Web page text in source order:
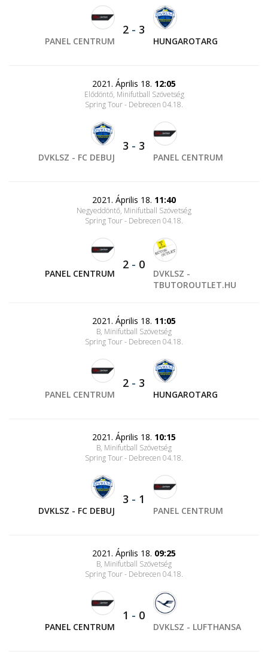
PANEL CENTRUM
2 - 3
HUNGAROTARG
2021. Április 18. 12:05
Elődöntő, Minifutball Szövetség
Spring Tour - Debrecen 04.18.
DVKLSZ - FC DEBUJ
3 - 3
PANEL CENTRUM
2021. Április 18. 11:40
Negyeddöntő, Minifutball Szövetség
Spring Tour - Debrecen 04.18.
PANEL CENTRUM
2 - 0
DVKLSZ -
TBUTOROUTLET.HU
2021. Április 18. 11:05
B, Minifutball Szövetség
Spring Tour - Debrecen 04.18.
PANEL CENTRUM
2 - 3
HUNGAROTARG
2021. Április 18. 10:15
B, Minifutball Szövetség
Spring Tour - Debrecen 04.18.
DVKLSZ - FC DEBUJ
3 - 1
PANEL CENTRUM
2021. Április 18. 09:25
B, Minifutball Szövetség
Spring Tour - Debrecen 04.18.
PANEL CENTRUM
1 - 0
DVKLSZ - LUFTHANSA